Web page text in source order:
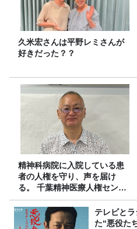
久米宏さんは平野レミさんが
好きだった？？
精神科病院に入院している患
者の人権を守り、声を届け
る。 千葉精神医療人権センタ
ーの取り組み
テレビと
た“悪役た